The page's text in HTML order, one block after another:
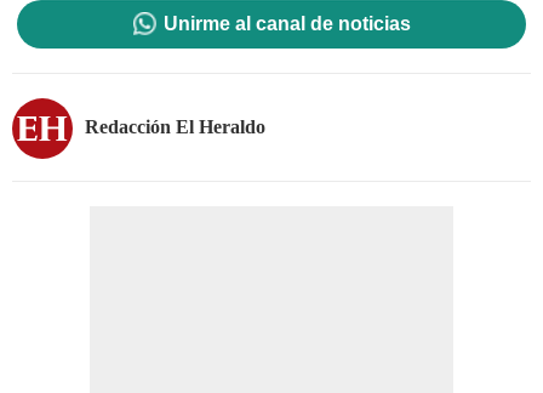
Unirme al canal de noticias
Redacción El Heraldo